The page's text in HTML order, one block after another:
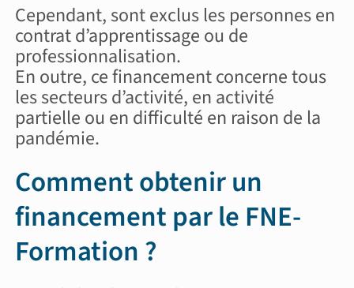
Cependant, sont exclus les personnes en
contrat d’apprentissage ou de
professionnalisation.
En outre, ce financement concerne tous
les secteurs d’activité, en activité
partielle ou en difficulté en raison de la
pandémie.
Comment obtenir un
financement par le FNE-
Formation ?